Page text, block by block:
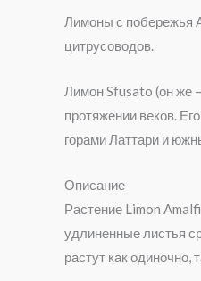
Лимоны с побережья
цитрусоводов.
Лимон Sfusato (он же
протяжении веков.
горами Латтари и
Описание
Растение Limon
удлиненные листья
растут как одиночно,